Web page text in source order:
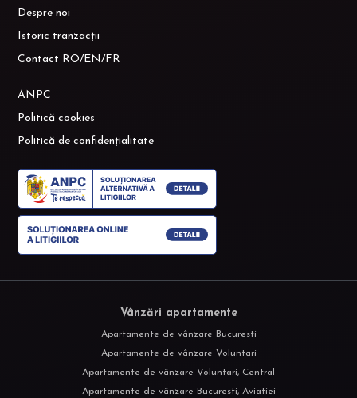
Despre noi
Istoric tranzacții
Contact RO/EN/FR
ANPC
Politică cookies
Politică de confidențialitate
Vânzări apartamente
Apartamente de vânzare Bucuresti
Apartamente de vânzare Voluntari
Apartamente de vânzare Voluntari, Central
Apartamente de vânzare Bucuresti, Aviatiei